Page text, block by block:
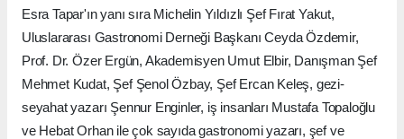
Esra Tapar'ın yanı sıra Michelin Yıldızlı Şef Fırat Yakut,
Uluslararası Gastronomi Derneği Başkanı Ceyda Özdemir,
Prof. Dr. Özer Ergün, Akademisyen Umut Elbir, Danışman Şef
Mehmet Kudat, Şef Şenol Özbay, Şef Ercan Keleş, gezi-
seyahat yazarı Şennur Enginler, iş insanları Mustafa Topaloğlu
ve Hebat Orhan ile çok sayıda gastronomi yazarı, şef ve